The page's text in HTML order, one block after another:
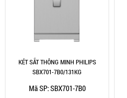
KÉT SẮT THÔNG MINH PHILIPS
SBX701-7B0/131KG
Mã SP: SBX701-7B0